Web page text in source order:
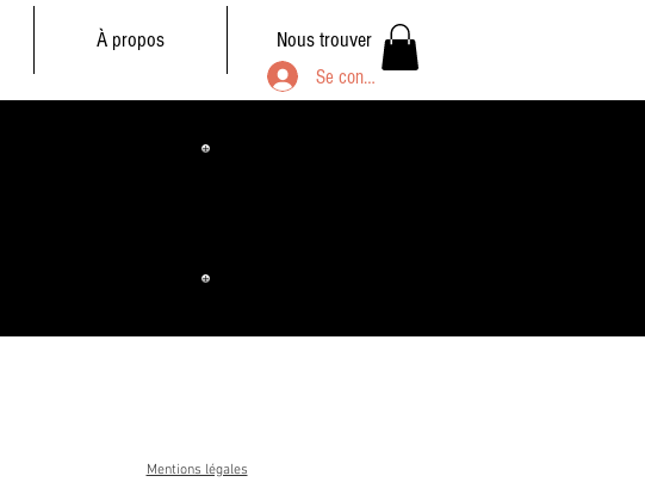
À propos Nous trouver
Se connecter
Mentions légales